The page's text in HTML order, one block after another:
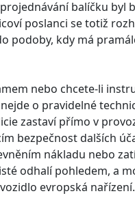
balíčku byl
poslanci se totiž
podoby, kdy má
nebo chcete-li
o pravidelné
zastaví přímo v
bezpečnost dalších
nákladu nebo
odhalí pohledem, a
evropská